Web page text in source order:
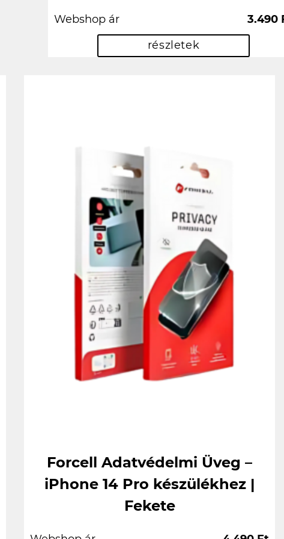
Webshop ár
3.490
részletek
Forcell Adatvédelmi Üveg –
iPhone 14 Pro készülékhez |
Fekete